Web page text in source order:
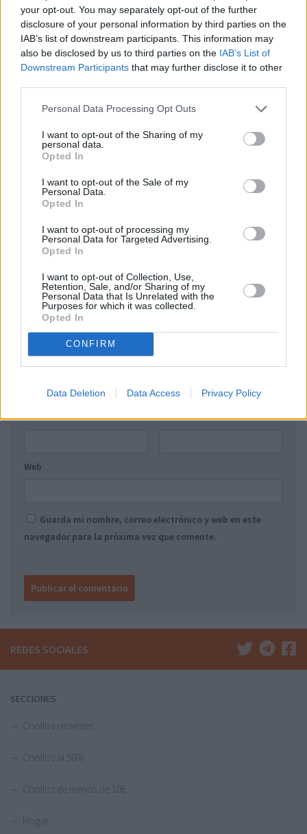
your opt-out. You may separately opt-out of the further
disclosure of your personal information by third parties on the
IAB’s list of downstream participants. This information may
also be disclosed by us to third parties on the IAB’s List of
Downstream Participants that may further disclose it to other
Personal Data Processing Opt Outs
I want to opt-out of the Sharing of my
personal data.
Opted In
I want to opt-out of the Sale of my
Personal Data.
Opted In
I want to opt-out of processing my
Personal Data for Targeted Advertising.
Opted In
I want to opt-out of Collection, Use,
Retention, Sale, and/or Sharing of my
Personal Data that Is Unrelated with the
Purposes for which it was collected.
Opted In
CONFIRM
Data Deletion Data Access Privacy Policy
Etiquetas: Amazon Chollo Joma Pantalones
SIGUIENTE HISTORIA
OSRAM Lamps 40600000000000 LEDVANCE E27, 11 W,
Blanco cálido, Paquete de 4, 4
HISTORIA PREVIA
Mochila Viaje Cabina Avion 45x36X20 para Easyjet 30L
para Portatil de 14 Pulgadas Moch…
DEJA UNA RESPUESTA
Comentario*
Nombre* Correo electrónico*
Web
Guarda mi nombre, correo electrónico y web en este
navegador para la próxima vez que comente.
REDES SOCIALES
SECCIONES
Chollos recientes
Chollos al 50%
Chollos de menos de 10€
Hogar